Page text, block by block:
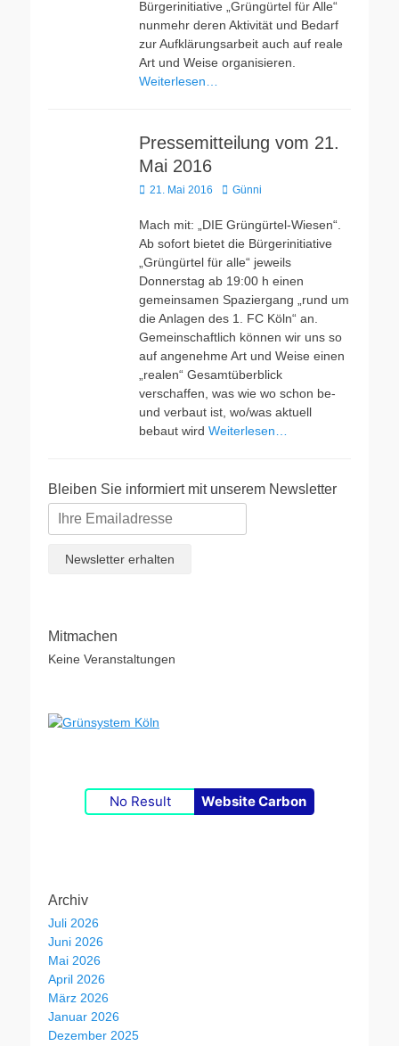
Bürgerinitiative „Grüngürtel für Alle“
nunmehr deren Aktivität und Bedarf
zur Aufklärungsarbeit auch auf reale
Art und Weise organisieren.
Weiterlesen…
Pressemitteilung vom 21.
Mai 2016
Veröffentlicht
21. Mai 2016 AutorGünni
Mach mit: „DIE Grüngürtel-Wiesen“.
Ab sofort bietet die Bürgerinitiative
„Grüngürtel für alle“ jeweils
Donnerstag ab 19:00 h einen
gemeinsamen Spaziergang „rund um
die Anlagen des 1. FC Köln“ an.
Gemeinschaftlich können wir uns so
auf angenehme Art und Weise einen
„realen“ Gesamtüberblick
verschaffen, was wie wo schon be-
und verbaut ist, wo/was aktuell
bebaut wird Weiterlesen…
Bleiben Sie informiert mit unserem Newsletter
Mitmachen
Keine Veranstaltungen
No Result Website Carbon
Archiv
Juli 2026
Juni 2026
Mai 2026
April 2026
März 2026
Januar 2026
Dezember 2025